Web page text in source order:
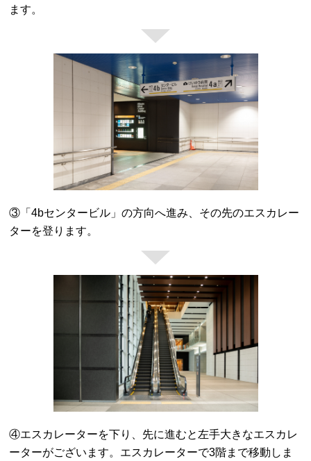
ます。
③「4bセンタービル」の方向へ進み、その先のエスカレー
ターを登ります。
④エスカレーターを下り、先に進むと左手大きなエスカレ
ーターがございます。エスカレーターで3階まで移動しま